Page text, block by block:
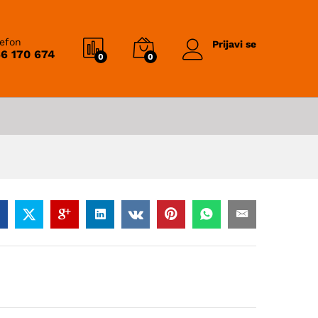
170 674 0 0
Prijavi se